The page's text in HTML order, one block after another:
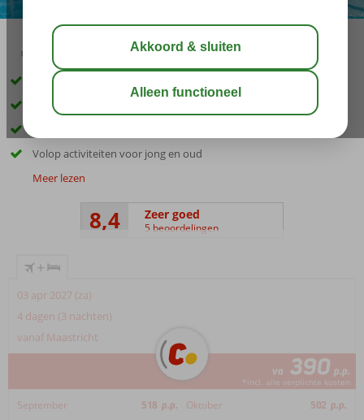
02:45 aug 32°C
Kinderen zullen hier zich niet snel vervelen
All Inclusive genieten
Volop activiteiten voor jong en oud
Meer lezen
8,4 Zeer goed
5 beoordelingen
+
03 apr 2027 (za)
4 dagen (3 nachten)
vanaf Maastricht
va 390 p.p.
*incl. alle verplichte kosten
September 518 p.p. Oktober 502 p.p.